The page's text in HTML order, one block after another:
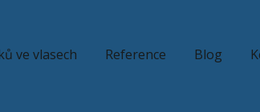
ve vlasech Reference Blog